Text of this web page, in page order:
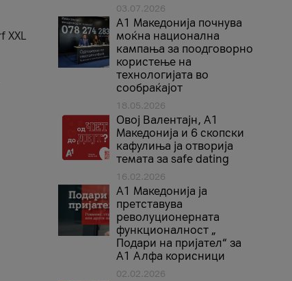
XXL
03.07.2026
A1 Македонија почнува
моќна национална
кампања за поодговорно
користење на
технологијата во
сообраќајот
18.05.2026
Овој Валентајн, A1
Македонија и 6 скопски
кафулиња ја отворија
темата за safe dating
16.02.2026
А1 Македонија ја
претставува
револуционерната
функционалност „
Подари на пријател“ за
А1 Алфа корисници
02.02.2026